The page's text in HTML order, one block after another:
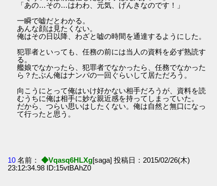
「あの…その…はわわ、元気、げんきなのです！」
一瞬で嘘だとわかる。
あんな顔は見たくない。
俺はその日以降、わざと嘘の時間を通達するようにした。
犯罪者といっても、任務の前には当人の資料を必ず熟読す
る。
艦娘でなかったら、犯罪者でなかったら、任務でなかった
ら？たぶん俺はナンパの一回ぐらいして居ただろう。
向こうにとって俺はいけ好かない相手だろうが、資料を読
むうちに俺は相手に妙な親近感を持ってしまっていた。
だから、つらい思いはしたくない。俺は自然と無口になっ
て行ったと思う。
10 名前： ◆Vqasq6HLXg[saga] 投稿日：2015/02/26(木)
23:12:34.98 ID:15vtBAhZ0